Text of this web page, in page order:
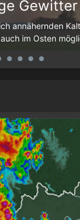
Gewitter
annähernden
im Osten